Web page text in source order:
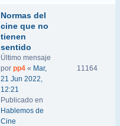
Normas del
cine que no
tienen
sentido
Último mensaje
por pp4 « Mar,
21 Jun 2022,
12:21
Publicado en
Hablemos de
Cine
11164